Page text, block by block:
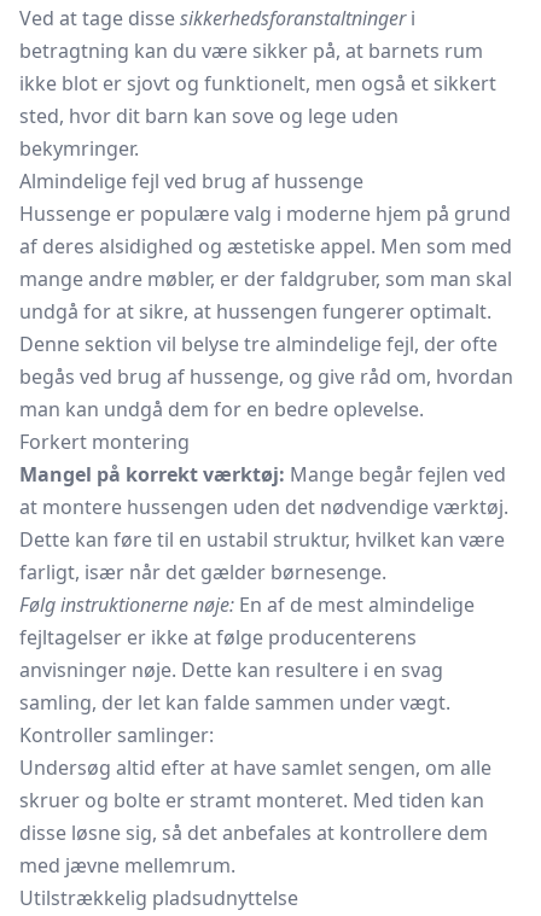
Ved at tage dissesikkerhedsforanstaltningeri
betragtning kan du være sikker på, at barnets rum
ikke blot er sjovt og funktionelt, men også et sikkert
sted, hvor dit barn kan sove og lege uden
bekymringer.
Almindelige fejl ved brug af hussenge
Hussenge er populære valg i moderne hjem på grund
af deres alsidighed og æstetiske appel. Men som med
mange andre møbler, er der faldgruber, som man skal
undgå for at sikre, at hussengen fungerer optimalt.
Denne sektion vil belyse tre almindelige fejl, der ofte
begås ved brug af hussenge, og give råd om, hvordan
man kan undgå dem for en bedre oplevelse.
Forkert montering
Mangel på korrekt værktøj: Mange begår fejlen ved
at montere hussengen uden det nødvendige værktøj.
Dette kan føre til en ustabil struktur, hvilket kan være
farligt, især når det gælder børnesenge.
Følg instruktionerne nøje: En af de mest almindelige
fejltagelser er ikke at følge producenterens
anvisninger nøje. Dette kan resultere i en svag
samling, der let kan falde sammen under vægt.
Kontroller samlinger:
Undersøg altid efter at have samlet sengen, om alle
skruer og bolte er stramt monteret. Med tiden kan
disse løsne sig, så det anbefales at kontrollere dem
med jævne mellemrum.
Utilstrækkelig pladsudnyttelse